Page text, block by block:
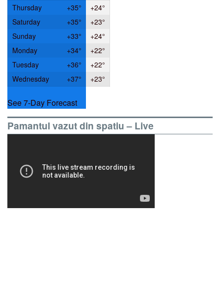
Thursday +35° +24°
Saturday
+35° +23°
Sunday
+33° +24°
Monday
+34° +22°
Tuesday
+36° +22°
Wednesday
+37° +23°
See 7-Day Forecast
Pamantul vazut din spatiu – Live